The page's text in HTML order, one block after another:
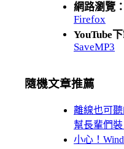
網路瀏覽：
Firefox
YouTube
SaveMP3
隨機文章推薦
離線也可
幫長輩們裝
小心！